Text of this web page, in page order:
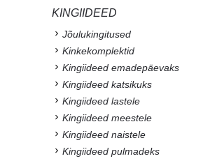
KINGIIDEED
Jõulukingitused
Kinkekomplektid
Kingiideed emadepäevaks
Kingiideed katsikuks
Kingiideed lastele
Kingiideed meestele
Kingiideed naistele
Kingiideed pulmadeks